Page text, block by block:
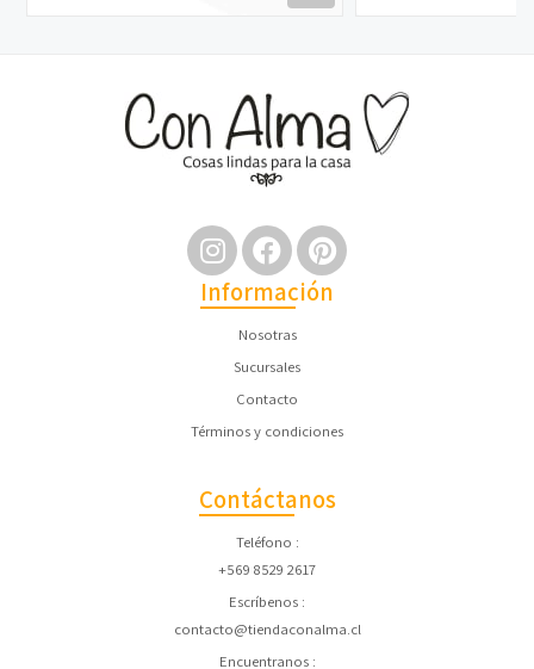
Información
Nosotras
Sucursales
Contacto
Términos y condiciones
Contáctanos
Teléfono
+569 8529 2617
Escríbenos
contacto@tiendaconalma.cl
Encuentranos